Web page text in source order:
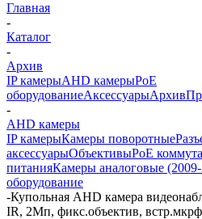
Главная
-
Каталог
-
Архив
IP камерыAHD камерыPoE
оборудованиеАксессуарыАрхив
-
AHD камеры
IP камерыКамеры поворотные
аксессуарыОбъективыPoE
питанияКамеры аналоговые
оборудование
-Купольная AHD камера
IR, 2Мп, фикс.объектив,